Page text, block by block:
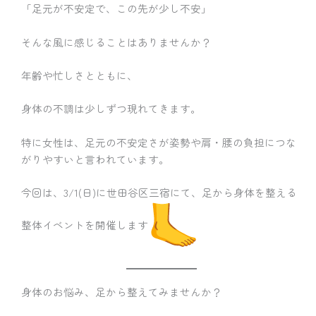
「足元が不安定で、この先が少し不安」
そんな風に感じることはありませんか？
年齢や忙しさとともに、
身体の不調は少しずつ現れてきます。
特に女性は、足元の不安定さが姿勢や肩・腰の負担につな
がりやすいと言われています。
今回は、3/1(日)に世田谷区三宿にて、足から身体を整える
整体イベントを開催します
身体のお悩み、足から整えてみませんか？